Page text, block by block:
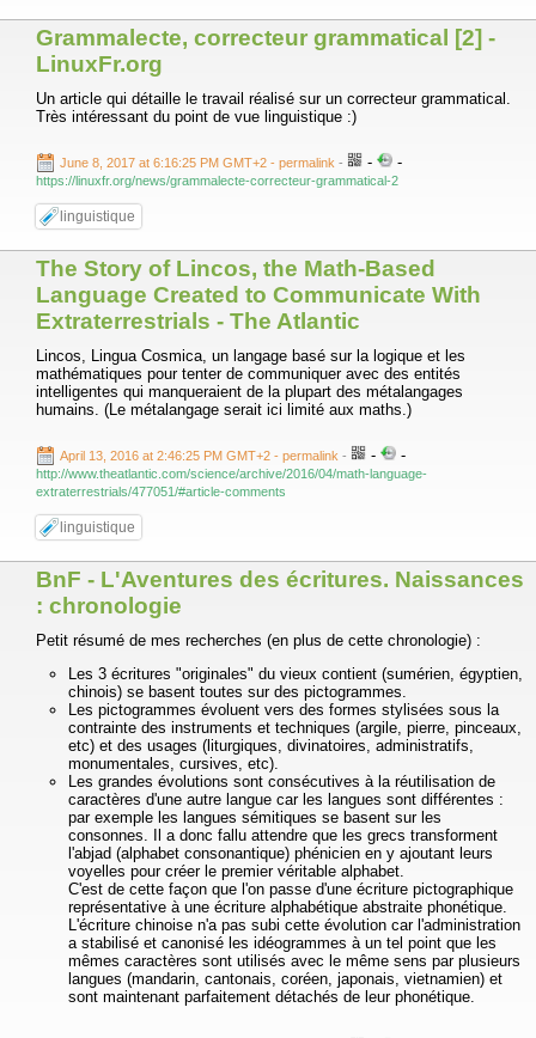
Grammalecte, correcteur grammatical [2] -
LinuxFr.org
Un article qui détaille le travail réalisé sur un correcteur grammatical.
Très intéressant du point de vue linguistique :)
June 8, 2017 at 6:16:25 PM GMT+2 - permalink - - -
https://linuxfr.org/news/grammalecte-correcteur-grammatical-2
linguistique
The Story of Lincos, the Math-Based
Language Created to Communicate With
Extraterrestrials - The Atlantic
Lincos, Lingua Cosmica, un langage basé sur la logique et les
mathématiques pour tenter de communiquer avec des entités
intelligentes qui manqueraient de la plupart des métalangages
humains. (Le métalangage serait ici limité aux maths.)
April 13, 2016 at 2:46:25 PM GMT+2 - permalink - - -
http://www.theatlantic.com/science/archive/2016/04/math-language-
extraterrestrials/477051/#article-comments
linguistique
BnF - L'Aventures des écritures. Naissances
: chronologie
Petit résumé de mes recherches (en plus de cette chronologie) :
Les 3 écritures "originales" du vieux contient (sumérien, égyptien,
chinois) se basent toutes sur des pictogrammes.
Les pictogrammes évoluent vers des formes stylisées sous la
contrainte des instruments et techniques (argile, pierre, pinceaux,
etc) et des usages (liturgiques, divinatoires, administratifs,
monumentales, cursives, etc).
Les grandes évolutions sont consécutives à la réutilisation de
caractères d'une autre langue car les langues sont différentes :
par exemple les langues sémitiques se basent sur les
consonnes. Il a donc fallu attendre que les grecs transforment
l'abjad (alphabet consonantique) phénicien en y ajoutant leurs
voyelles pour créer le premier véritable alphabet.
C'est de cette façon que l'on passe d'une écriture pictographique
représentative à une écriture alphabétique abstraite phonétique.
L'écriture chinoise n'a pas subi cette évolution car l'administration
a stabilisé et canonisé les idéogrammes à un tel point que les
mêmes caractères sont utilisés avec le même sens par plusieurs
langues (mandarin, cantonais, coréen, japonais, vietnamien) et
sont maintenant parfaitement détachés de leur phonétique.